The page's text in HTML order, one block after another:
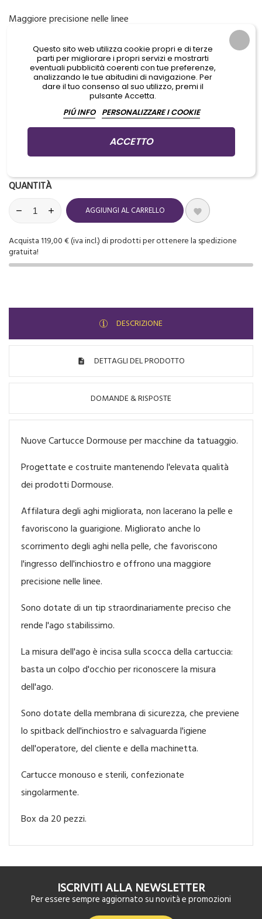
Maggiore precisione nelle linee
Aggiungi prodotti al carrello per GUADAGNARE PUNTI che potrai
usare per ottenere dei PREMI IN REGALO
Disponibile
QUANTITÀ
AGGIUNGI AL CARRELLO 
Acquista 119,00 € (iva incl.) di prodotti per ottenere la spedizione
gratuita!
DESCRIZIONE
DETTAGLI DEL PRODOTTO
DOMANDE & RISPOSTE
Nuove Cartucce Dormouse per macchine da tatuaggio.
Progettate e costruite mantenendo l'elevata qualità
dei prodotti Dormouse.
Affilatura degli aghi migliorata, non lacerano la pelle e
favoriscono la guarigione. Migliorato anche lo
scorrimento degli aghi nella pelle, che favoriscono
l'ingresso dell'inchiostro e offrono una maggiore
precisione nelle linee.
Sono dotate di un tip straordinariamente preciso che
rende l'ago stabilissimo.
La misura dell'ago è incisa sulla scocca della cartuccia:
basta un colpo d'occhio per riconoscere la misura
dell'ago.
Sono dotate della membrana di sicurezza, che previene
lo spitback dell'inchiostro e salvaguarda l'igiene
dell'operatore, del cliente e della machinetta.
Cartucce monouso e sterili, confezionate
singolarmente.
Box da 20 pezzi.
ISCRIVITI ALLA NEWSLETTER
Per essere sempre aggiornato su novità e promozioni
Questo sito web utilizza cookie propri e di terze
parti per migliorare i propri servizi e mostrarti
eventuali pubblicità coerenti con tue preferenze,
analizzando le tue abitudini di navigazione. Per
dare il tuo consenso al suo utilizzo, premi il
pulsante Accetta.
PIÚ INFO
PERSONALIZZARE I COOKIE
ACCETTO